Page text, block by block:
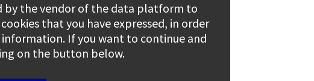
by the vendor of the data platform to
that you have expressed, in order
If you want to continue and
on the button below.